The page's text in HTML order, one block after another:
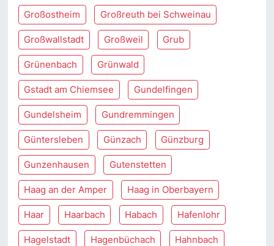
Großostheim Großreuth bei Schweinau
Großwallstadt Großweil Grub
Grünenbach Grünwald
Gstadt am Chiemsee Gundelfingen
Gundelsheim Gundremmingen
Güntersleben Günzach Günzburg
Gunzenhausen Gutenstetten
Haag an der Amper Haag in Oberbayern
Haar Haarbach Habach Hafenlohr
Hagelstadt Hagenbüchach Hahnbach